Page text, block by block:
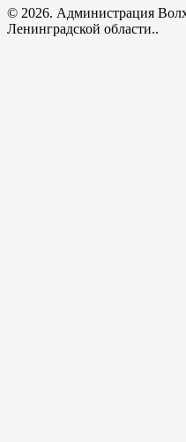
© 2026. Администрация
Ленинградской области..